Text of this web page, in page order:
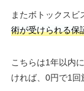
またボトックスビ
術が受けられる保
こちらは1年以内
ければ、0円で1回